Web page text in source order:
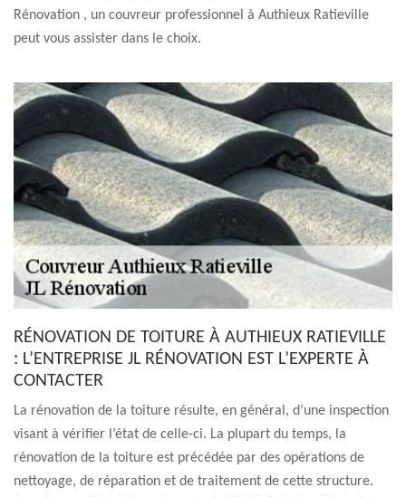
Rénovation , un couvreur professionnel à Authieux Ratieville
peut vous assister dans le choix.
RÉNOVATION DE TOITURE À AUTHIEUX RATIEVILLE
: L’ENTREPRISE JL RÉNOVATION EST L’EXPERTE À
CONTACTER
La rénovation de la toiture résulte, en général, d’une inspection
visant à vérifier l’état de celle-ci. La plupart du temps, la
rénovation de la toiture est précédée par des opérations de
nettoyage, de réparation et de traitement de cette structure.